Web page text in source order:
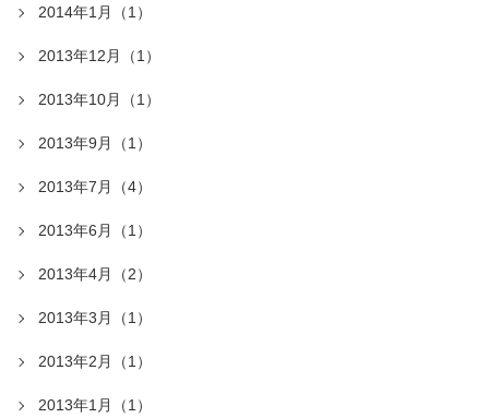
2014年1月（1）
2013年12月（1）
2013年10月（1）
2013年9月（1）
2013年7月（4）
2013年6月（1）
2013年4月（2）
2013年3月（1）
2013年2月（1）
2013年1月（1）